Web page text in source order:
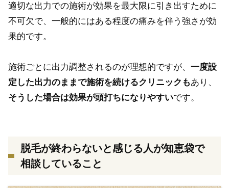
適切な出力での施術が効果を最大限に引き出すために
不可欠で、一般的にはある程度の痛みを伴う強さが効
果的です。
施術ごとに出力調整されるのが理想的ですが、 一度設
定した出力のままで施術を続けるクリニックもあり、
そうした場合は効果が頭打ちになりやすいです。
脱毛が終わらないと感じる人が知恵袋で
相談していること